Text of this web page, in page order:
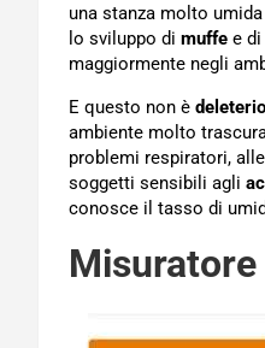
una stanza molto
lo sviluppo di muffe e
maggiormente negli
E questo non è deleterio
ambiente molto
problemi respiratori,
soggetti sensibili agli
conosce il tasso di